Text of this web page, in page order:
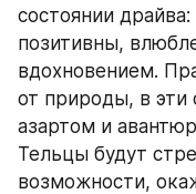
состоянии
позитивны,
вдохновением.
от природы, в эти
азартом и
Тельцы будут
возможности,